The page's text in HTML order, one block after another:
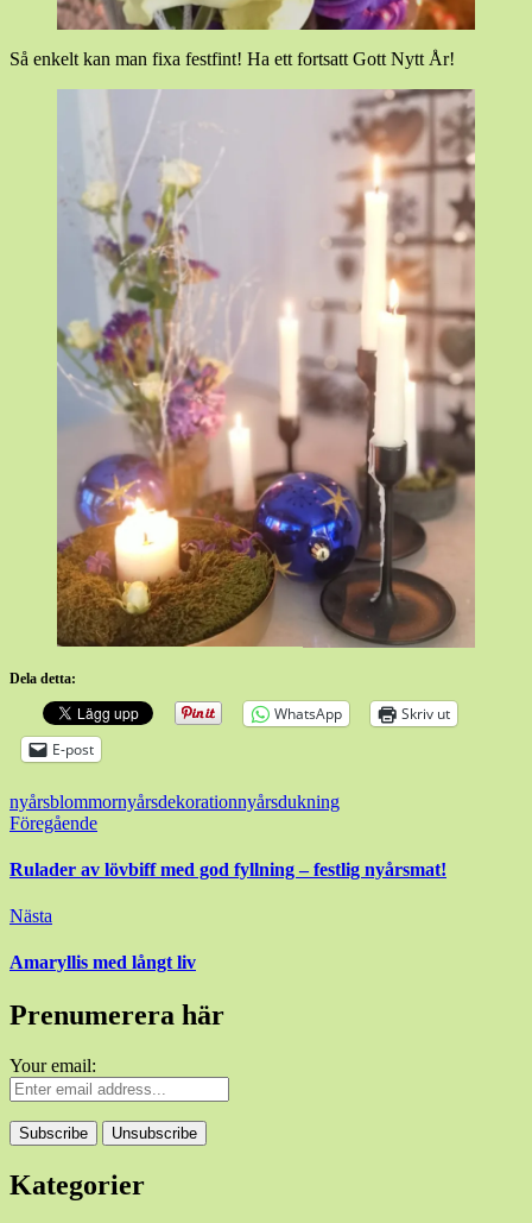
Så enkelt kan man fixa festfint! Ha ett fortsatt Gott Nytt År!
Dela detta:
WhatsApp
Skriv ut
E-post
nyårsblommornyårsdekorationnyårsdukning
Inläggsnavigering
Föregående
Rulader av lövbiff med god fyllning – festlig nyårsmat!
Nästa
Amaryllis med långt liv
Prenumerera här
Your email:
Kategorier